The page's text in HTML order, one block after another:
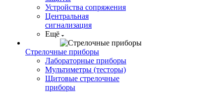
Устройства сопряжения
Центральная
сигнализация
Ещё
Стрелочные приборы
Лабораторные приборы
Мультиметры (тесторы)
Щитовые стрелочные
приборы